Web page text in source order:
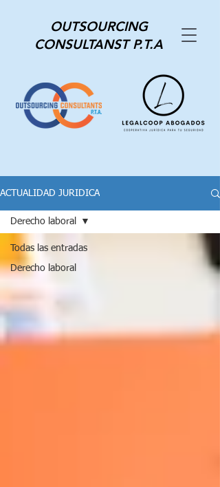
OUTSOURCING
CONSULTANST P.T.A
ACTUALIDAD JURIDICA
Todas las entradas
Derecho laboral
Derecho laboral